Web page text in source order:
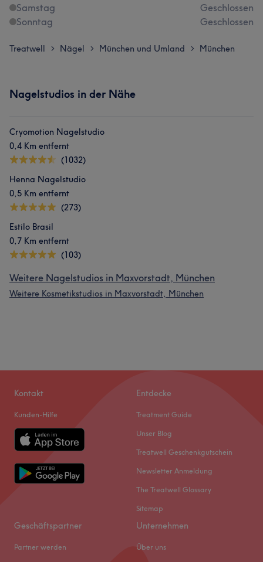
Samstag
Geschlossen
Sonntag
Geschlossen
Treatwell > Nägel > München und Umland > München
Nagelstudios in der Nähe
Cryomotion Nagelstudio
0,4 Km entfernt
(1032)
Henna Nagelstudio
0,5 Km entfernt
(273)
Estilo Brasil
0,7 Km entfernt
(103)
Weitere Nagelstudios in Maxvorstadt, München
Weitere Kosmetikstudios in Maxvorstadt, München
Kontakt
Kunden-Hilfe
Entdecke
Treatment Guide
Unser Blog
Treatwell Geschenkgutschein
Newsletter Anmeldung
The Treatwell Glossary
Sitemap
Geschäftspartner
Partner werden
Unternehmen
Über uns